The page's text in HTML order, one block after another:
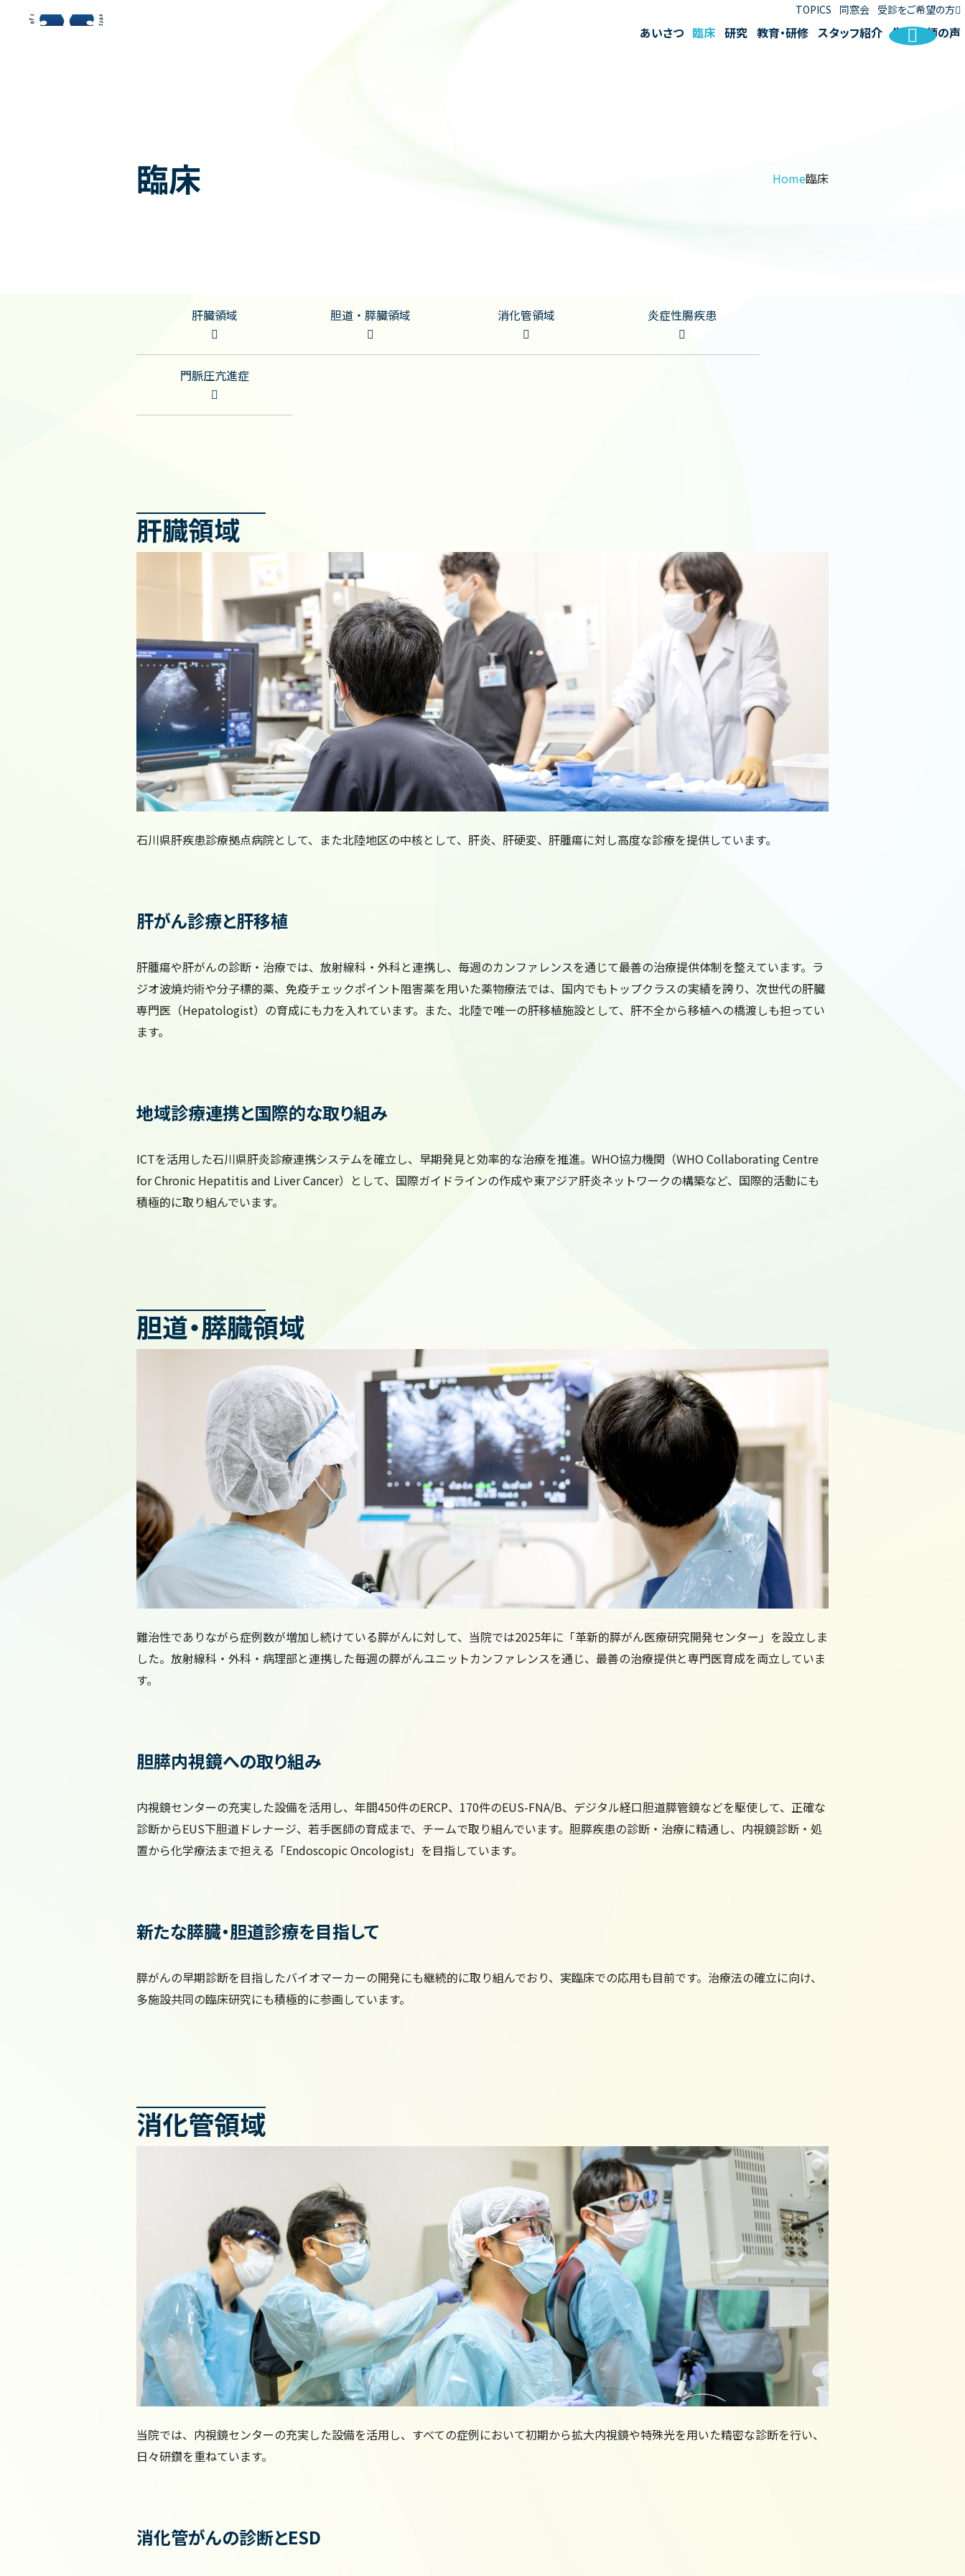
TOPICS 同窓会 受診をご希望の方
あいさつ 臨床 研究 教育・研修 スタッフ紹介 先輩医師の声
臨床 Home臨床
肝臓領域 胆道・膵臓領域 消化管領域 炎症性腸疾患
門脈圧亢進症
肝臓領域
石川県肝疾患診療拠点病院として、また北陸地区の中核として、肝炎、肝硬変、肝腫瘍に対し高度な診療を提供しています。
肝がん診療と肝移植
肝腫瘍や肝がんの診断・治療では、放射線科・外科と連携し、毎週のカンファレンスを通じて最善の治療提供体制を整えています。ラ
ジオ波焼灼術や分子標的薬、免疫チェックポイント阻害薬を用いた薬物療法では、国内でもトップクラスの実績を誇り、次世代の肝臓
専門医（Hepatologist）の育成にも力を入れています。また、北陸で唯一の肝移植施設として、肝不全から移植への橋渡しも担ってい
ます。
地域診療連携と国際的な取り組み
ICTを活用した石川県肝炎診療連携システムを確立し、早期発見と効率的な治療を推進。WHO協力機関（WHO Collaborating Centre
for Chronic Hepatitis and Liver Cancer）として、国際ガイドラインの作成や東アジア肝炎ネットワークの構築など、国際的活動にも
積極的に取り組んでいます。
胆道・膵臓領域
難治性でありながら症例数が増加し続けている膵がんに対して、当院では2025年に「革新的膵がん医療研究開発センター」を設立しま
した。放射線科・外科・病理部と連携した毎週の膵がんユニットカンファレンスを通じ、最善の治療提供と専門医育成を両立していま
す。
胆膵内視鏡への取り組み
内視鏡センターの充実した設備を活用し、年間450件のERCP、170件のEUS-FNA/B、デジタル経口胆道膵管鏡などを駆使して、正確な
診断からEUS下胆道ドレナージ、若手医師の育成まで、チームで取り組んでいます。胆膵疾患の診断・治療に精通し、内視鏡診断・処
置から化学療法まで担える「Endoscopic Oncologist」を目指しています。
新たな膵臓・胆道診療を目指して
膵がんの早期診断を目指したバイオマーカーの開発にも継続的に取り組んでおり、実臨床での応用も目前です。治療法の確立に向け、
多施設共同の臨床研究にも積極的に参画しています。
消化管領域
当院では、内視鏡センターの充実した設備を活用し、すべての症例において初期から拡大内視鏡や特殊光を用いた精密な診断を行い、
日々研鑽を重ねています。
消化管がんの診断とESD